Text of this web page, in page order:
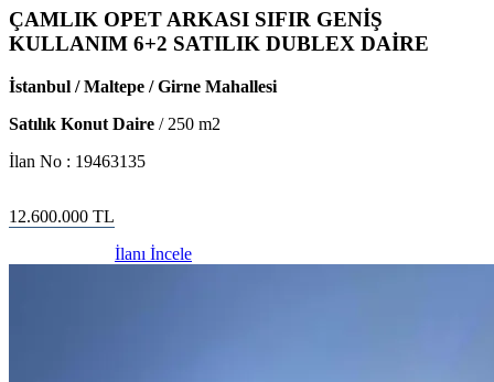
ÇAMLIK OPET ARKASI SIFIR GENİŞ
KULLANIM 6+2 SATILIK DUBLEX DAİRE
İstanbul / Maltepe / Girne Mahallesi
Satılık Konut Daire / 250 m2
İlan No : 19463135
12.600.000 TL
İlanı İncele